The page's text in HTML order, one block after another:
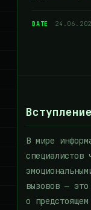
DATE
Вступление
В мире
специалистов
вызовов — это
о